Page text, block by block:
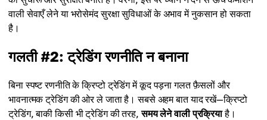
वाली सेवाएँ लेने या भरोसेमंद सुरक्षा सुविधाओं के अभाव में नुकसान हो सकता
है।
गलती #2: ट्रेडिंग रणनीति न बनाना
बिना स्पष्ट रणनीति के क्रिप्टो ट्रेडिंग में कूद पड़ना गलत फ़ैसलों और
भावनात्मक ट्रेडिंग की ओर ले जाता है। सबसे अहम बात याद रखें—क्रिप्टो
ट्रेडिंग, बाकी किसी भी ट्रेडिंग की तरह,समय लेने वाली प्रक्रियाहै।